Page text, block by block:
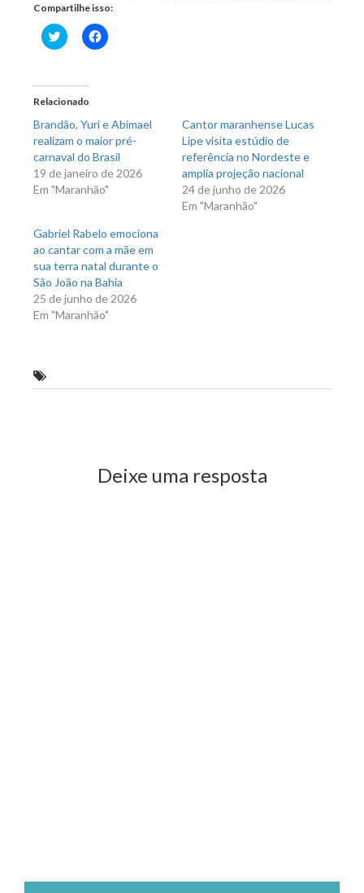
Compartilhe isso:
Clique
para
em
nova
janela)
Clique
para
Relacionado
Brandão, Yuri e Abimael
realizam o maior pré-
carnaval do Brasil
19 de janeiro de 2026
Em "Maranhão"
Cantor maranhense Lucas
Lipe visita estúdio de
referência no Nordeste e
amplia projeção nacional
24 de junho de 2026
Em "Maranhão"
Gabriel Rabelo emociona
ao cantar com a mãe em
sua terra natal durante o
São João na Bahia
25 de junho de 2026
Em "Maranhão"
Deixe uma resposta